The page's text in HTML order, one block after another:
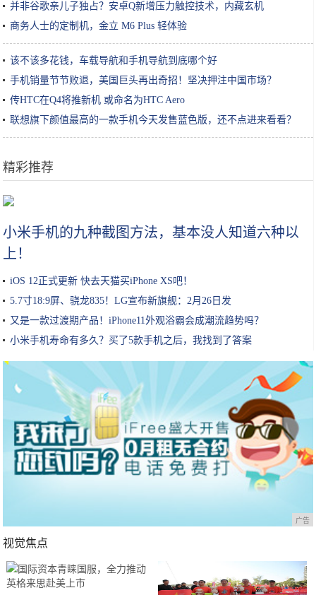
并非谷歌亲儿子独占？安卓Q新增压力触控技术，内藏玄机
商务人士的定制机，金立 M6 Plus 轻体验
该不该多花钱，车载导航和手机导航到底哪个好
手机销量节节败退，美国巨头再出奇招！坚决押注中国市场？
传HTC在Q4将推新机 或命名为HTC Aero
联想旗下颜值最高的一款手机今天发售蓝色版，还不点进来看看？
精彩推荐
小米手机的九种截图方法，基本没人知道六种以
上！
iOS 12正式更新 快去天猫买iPhone XS吧！
5.7寸18:9屏、骁龙835！LG宣布新旗舰：2月26日发
又是一款过渡期产品！iPhone11外观浴霸会成潮流趋势吗？
小米手机寿命有多久？买了5款手机之后，我找到了答案
广告
视觉焦点